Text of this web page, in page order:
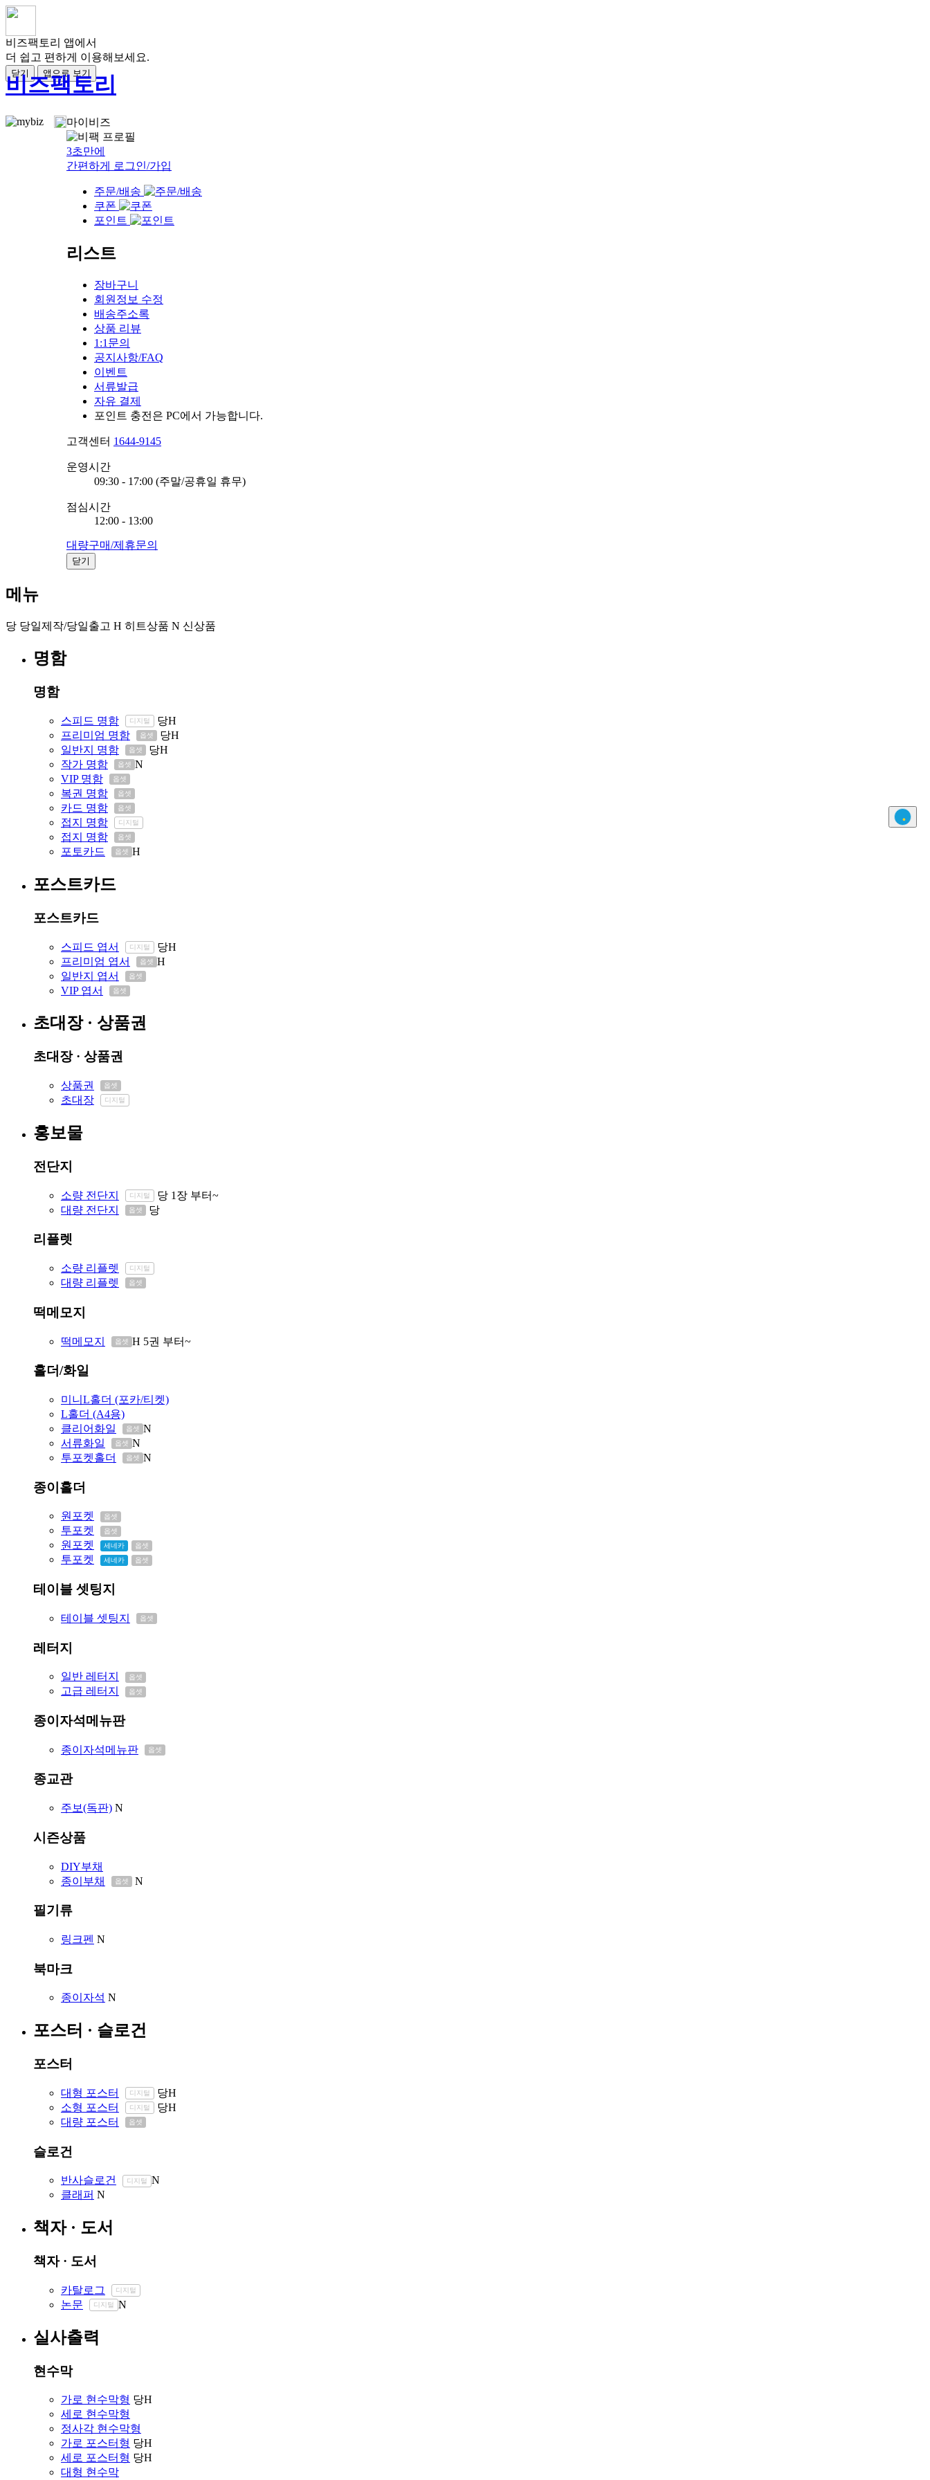
비즈팩토리 앱에서
더 쉽고 편하게 이용해보세요.
닫기 앱으로 보기
비즈팩토리
마이비즈
3초만에
간편하게 로그인/가입
주문/배송
쿠폰
포인트
리스트
장바구니
회원정보 수정
배송주소록
상품 리뷰
1:1문의
공지사항/FAQ
이벤트
서류발급
자유 결제
포인트 충전은 PC에서 가능합니다.
고객센터 1644-9145
운영시간
09:30 - 17:00 (주말/공휴일 휴무)
점심시간
12:00 - 13:00
대량구매/제휴문의
닫기
메뉴
당 당일제작/당일출고 H 히트상품 N 신상품
명함
명함
스피드 명함 디지털 당H
프리미엄 명함
옵셋 당H
일반지 명함
옵셋 당H
작가 명함
옵셋 N
VIP 명함
옵셋
복권 명함 옵셋
카드 명함 옵셋
접지 명함 디지털
접지 명함 옵셋
포토카드 옵셋 H
포스트카드
포스트카드
스피드 엽서 디지털 당H
프리미엄 엽서
옵셋
H
일반지 엽서
옵셋
VIP 엽서 옵셋
초대장 · 상품권
초대장 · 상품권
상품권 옵셋
초대장 디지털
홍보물
전단지
소량 전단지 디지털 당 1장 부터~
대량 전단지
옵셋 당
리플렛
소량 리플렛 디지털
대량 리플렛 옵셋
떡메모지
떡메모지 옵셋 H 5권 부터~
홀더/화일
미니L홀더 (포카/티켓)
L홀더 (A4용)
클리어화일
옵셋 N
서류화일
옵셋 N
투포켓홀더
옵셋 N
종이홀더
원포켓 옵셋
투포켓 옵셋
원포켓 세네카 옵셋
투포켓 세네카 옵셋
테이블 셋팅지
테이블 셋팅지 옵셋
레터지
일반 레터지 옵셋
고급 레터지 옵셋
종이자석메뉴판
종이자석메뉴판 옵셋
종교관
주보(독판) N
시즌상품
DIY부채
종이부채
옵셋 N
필기류
링크펜 N
북마크
종이자석 N
포스터 · 슬로건
포스터
대형 포스터 디지털 당H
소형 포스터
디지털 당H
대량 포스터
옵셋
슬로건
반사슬로건 디지털
N
클래퍼 N
책자 · 도서
책자 · 도서
카탈로그 디지털
논문 디지털 N
실사출력
현수막
가로 현수막형 당H
세로 현수막형
정사각 현수막형
가로 포스터형 당H
세로 포스터형 당H
대형 현수막